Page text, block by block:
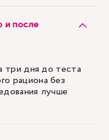
и после
три дня до теста
рациона без
лучше